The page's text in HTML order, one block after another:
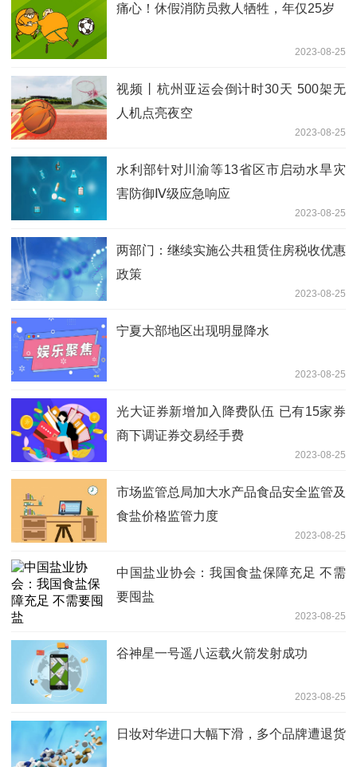
痛心！休假消防员救人牺牲，年仅25岁
2023-08-25
视频丨杭州亚运会倒计时30天 500架无
人机点亮夜空
2023-08-25
水利部针对川渝等13省区市启动水旱灾
害防御Ⅳ级应急响应
2023-08-25
两部门：继续实施公共租赁住房税收优惠
政策
2023-08-25
宁夏大部地区出现明显降水
2023-08-25
光大证券新增加入降费队伍 已有15家券
商下调证券交易经手费
2023-08-25
市场监管总局加大水产品食品安全监管及
食盐价格监管力度
2023-08-25
中国盐业协会：我国食盐保障充足 不需
要囤盐
2023-08-25
谷神星一号遥八运载火箭发射成功
2023-08-25
日妆对华进口大幅下滑，多个品牌遭退货